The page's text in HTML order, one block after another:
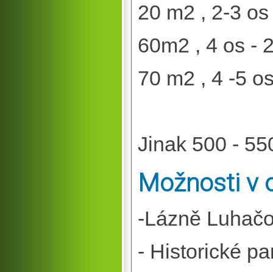
20 m2 , 2-3
60m2 , 4 os -
70 m2 , 4 -5
Jinak 500 -
Možnosti v
-Lázně
- Historické